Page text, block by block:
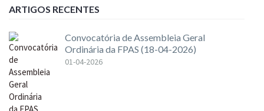
ARTIGOS RECENTES
Convocatória de Assembleia Geral
Ordinária da FPAS (18-04-2026)
01-04-2026